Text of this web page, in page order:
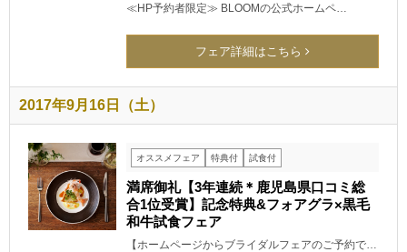
≪HP予約者限定≫ BLOOMの公式ホームペ…
フェア詳細はこちら
2017年9月16日（土）
オススメフェア 特典付 試食付
満席御礼【3年連続＊鹿児島県口コミ総
合1位受賞】記念特典&フォアグラ×黒毛
和牛試食フェア
【ホームページからブライダルフェアのご予約で…